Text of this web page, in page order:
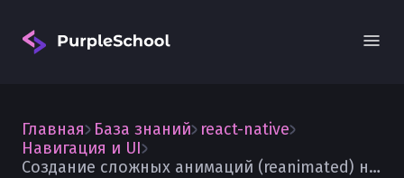
Главная База знаний react-native
Навигация и UI
Создание сложных анимаций (reanimated) на React Native